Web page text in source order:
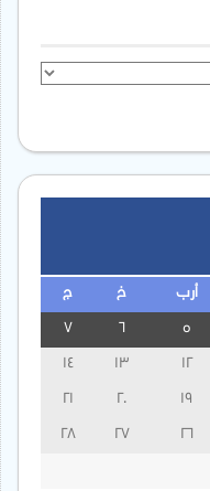
أرب خ ج
13
14
19
20
21
26
27
28